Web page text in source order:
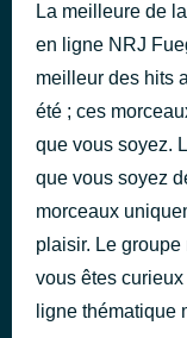
La meilleure de
en ligne NRJ
meilleur des hits
été ; ces
que vous soyez.
que vous soyez
morceaux
plaisir. Le
vous êtes
ligne thématique